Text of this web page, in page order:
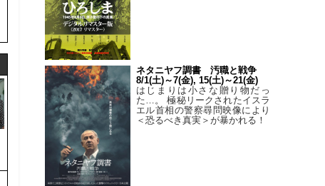
ネタニヤフ調書 汚職と戦争
8/1(土)～7(金), 15(土)～21(金)
はじまりは小さな贈り物だっ
た…。 極秘リークされたイスラ
エル首相の警察尋問映像により
＜恐るべき真実＞が暴かれる！